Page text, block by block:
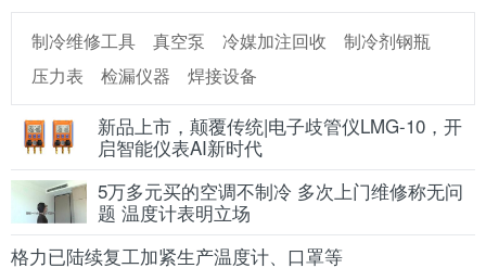
采购温湿度计 产品，就上制冷名录
制冷维修工具 真空泵 冷媒加注回收
制冷剂钢瓶
压力表
检漏仪器 焊接设备
新品上市，颠覆传统|电子歧管仪LMG-10，开
启智能仪表AI新时代
5万多元买的空调不制冷 多次上门维修称无问
题 温度计表明立场
格力已陆续复工加紧生产温度计、口罩等